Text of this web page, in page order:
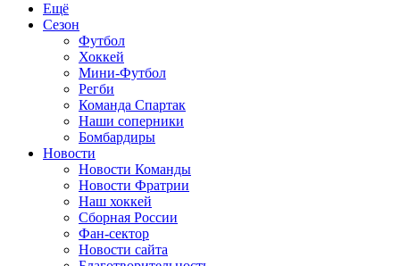
Ещё
Сезон
Футбол
Хоккей
Мини-Футбол
Регби
Команда Спартак
Наши соперники
Бомбардиры
Новости
Новости Команды
Новости Фратрии
Наш хоккей
Сборная России
Фан-cектор
Новости сайта